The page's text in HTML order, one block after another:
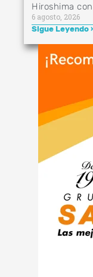
Hiroshima
6 agosto, 2026
Sigue Leyendo